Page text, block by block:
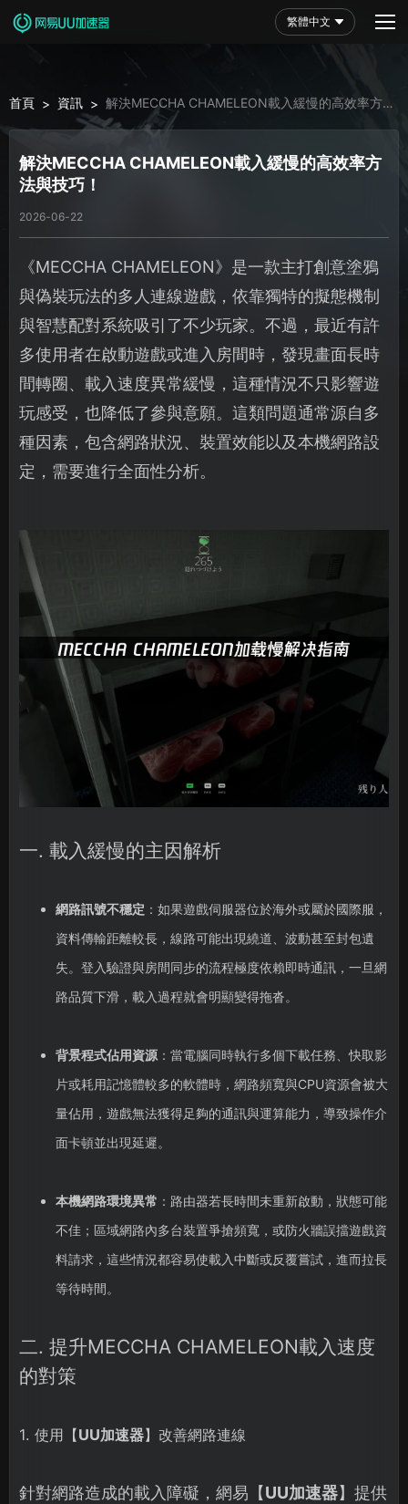
繁體中文
首頁 > 資訊 > 解決MECCHA CHAMELEON載入緩慢的高效率方
法與技巧！
解決MECCHA CHAMELEON載入緩慢的高效率方
法與技巧！
2026-06-22
《MECCHA CHAMELEON》是一款主打創意塗鴉
與偽裝玩法的多人連線遊戲，依靠獨特的擬態機制
與智慧配對系統吸引了不少玩家。不過，最近有許
多使用者在啟動遊戲或進入房間時，發現畫面長時
間轉圈、載入速度異常緩慢，這種情況不只影響遊
玩感受，也降低了參與意願。這類問題通常源自多
種因素，包含網路狀況、裝置效能以及本機網路設
定，需要進行全面性分析。
一. 載入緩慢的主因解析
網路訊號不穩定 ：如果遊戲伺服器位於海外或屬於國際服，
資料傳輸距離較長，線路可能出現繞道、波動甚至封包遺
失。登入驗證與房間同步的流程極度依賴即時通訊，一旦網
路品質下滑，載入過程就會明顯變得拖沓。
背景程式佔用資源：當電腦同時執行多個下載任務、快取影
片或耗用記憶體較多的軟體時，網路頻寬與CPU資源會被大
量佔用，遊戲無法獲得足夠的通訊與運算能力，導致操作介
面卡頓並出現延遲。
本機網路環境異常 ：路由器若長時間未重新啟動，狀態可能
不佳；區域網路內多台裝置爭搶頻寬，或防火牆誤擋遊戲資
料請求，這些情況都容易使載入中斷或反覆嘗試，進而拉長
等待時間。
二. 提升MECCHA CHAMELEON載入速度
的對策
1. 使用【UU加速器】改善網路連線
針對網路造成的載入障礙，網易【UU加速器】提供